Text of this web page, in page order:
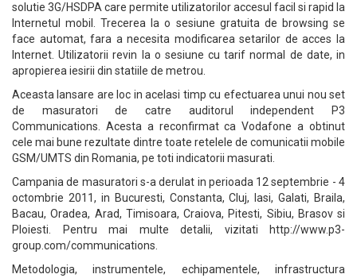
solutie 3G/HSDPA care permite utilizatorilor accesul facil si rapid la
Internetul mobil. Trecerea la o sesiune gratuita de browsing se
face automat, fara a necesita modificarea setarilor de acces la
Internet. Utilizatorii revin la o sesiune cu tarif normal de date, in
apropierea iesirii din statiile de metrou.
Aceasta lansare are loc in acelasi timp cu efectuarea unui nou set
de masuratori de catre auditorul independent P3
Communications. Acesta a reconfirmat ca Vodafone a obtinut
cele mai bune rezultate dintre toate retelele de comunicatii mobile
GSM/UMTS din Romania, pe toti indicatorii masurati.
Campania de masuratori s-a derulat in perioada 12 septembrie - 4
octombrie 2011, in Bucuresti, Constanta, Cluj, Iasi, Galati, Braila,
Bacau, Oradea, Arad, Timisoara, Craiova, Pitesti, Sibiu, Brasov si
Ploiesti. Pentru mai multe detalii, vizitati http://www.p3-
group.com/communications.
Metodologia, instrumentele, echipamentele, infrastructura